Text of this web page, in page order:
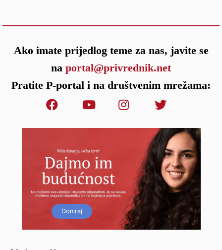
Ako imate prijedlog teme za nas, javite se
na portal@privrednik.net
Pratite P-portal i na društvenim mrežama:
Doniraj